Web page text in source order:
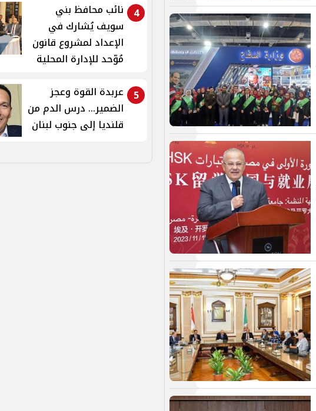
4
نائب محافظ بني
سويف يُشارك في
الإعداد لمشروع قانون
مُوّحد للإدارة المحلية
5
عربدة القوة وعجز
الضمير... درس الدم من
قلنديا إلى جنوب لبنان